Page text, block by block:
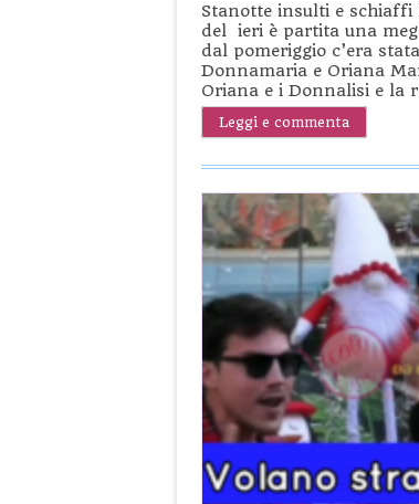
Stanotte insulti e schiaffi
del ieri è partita una
dal pomeriggio c’era
Donnamaria e Oriana
Oriana e i Donnalisi e la
Leggi e commenta